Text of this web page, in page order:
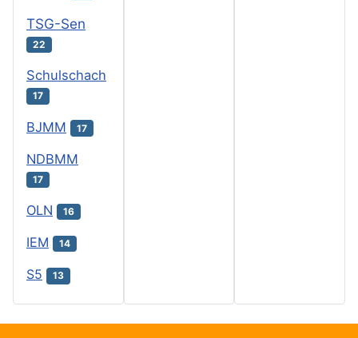
TSG-Sen
22
Schulschach
17
BJMM 17
NDBMM
17
OLN 16
IEM 14
S5 13